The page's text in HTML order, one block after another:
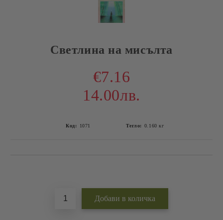
Светлина на мисълта
€7.16
14.00лв.
Код: 1071 Тегло: 0.160 кг